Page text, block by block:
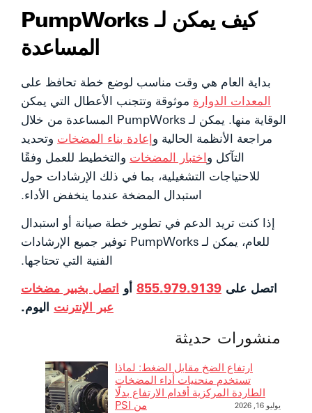
كيف يمكن لـ PumpWorks
المساعدة
بداية العام هي وقت مناسب لوضع خطة تحافظ على
المعدات الدوارة موثوقة وتتجنب الأعطال التي يمكن
الوقاية منها. يمكن لـ PumpWorks المساعدة من خلال
مراجعة الأنظمة الحالية وإعادة بناء المضخات وتحديد
التآكل واختبار المضخات والتخطيط للعمل وفقًا
للاحتياجات التشغيلية، بما في ذلك الإرشادات حول
استبدال المضخة عندما ينخفض الأداء.
إذا كنت تريد الدعم في تطوير خطة صيانة أو استبدال
للعام، يمكن لـ PumpWorks توفير جميع الإرشادات
الفنية التي تحتاجها.
اتصل على 855.979.9139 أو اتصل بخبير مضخات
عبر الإنترنت اليوم.
منشورات حديثة
ارتفاع الضخ مقابل الضغط: لماذا
تستخدم منحنيات أداء المضخات
الطاردة المركزية أقدام الارتفاع بدلًا
من PSI
يوليو 16, 2026